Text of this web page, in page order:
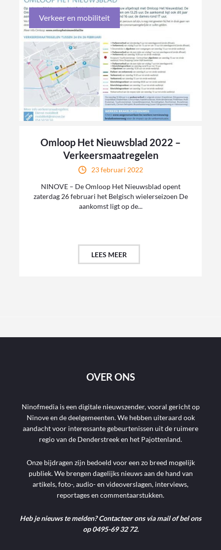
Verkeer en mobiliteit
Omloop Het Nieuwsblad 2022 –
Verkeersmaatregelen
23 februari 2022
NINOVE – De Omloop Het Nieuwsblad opent
zaterdag 26 februari het Belgisch wielerseizoen De
aankomst ligt op de...
LEES MEER
OVER ONS
Ninofmedia is een digitale nieuwszender, vooral gericht op
Ninove en de deelgemeenten. We hebben uiteraard ook
aandacht voor interessante gebeurtenissen uit de ruimere
regio van de Denderstreek en het Pajottenland.
Onze bijdragen zijn bedoeld voor een zo breed mogelijk
publiek. We brengen dagelijks nieuws aan de hand van
artikels, foto-, audio- en videoverslagen, interviews,
reportages en commentaarstukken.
Heb je nieuws te melden? Contacteer ons via mail of bel ons
op 0495-69 32 72.